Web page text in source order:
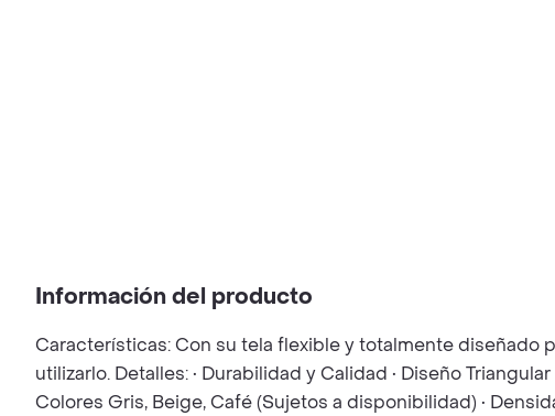
Información del producto
Características: Con su tela flexible y totalmente
utilizarlo. Detalles: • Durabilidad y Calidad • Diseño
Colores Gris, Beige, Café (Sujetos a disponibilidad) •